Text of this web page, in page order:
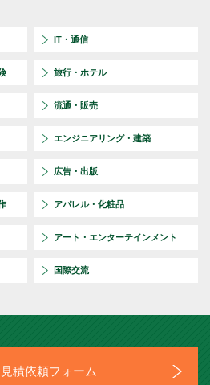
IT・通信
旅行・ホテル
流通・販売
エンジニアリング・建築
広告・出版
アパレル・化粧品
アート・エンターテインメント
国際交流
積依頼フォーム